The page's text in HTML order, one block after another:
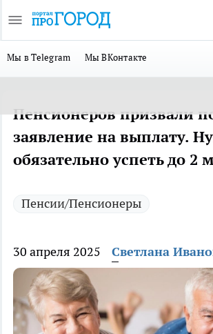
Мы в Telegram Мы ВКонтакте
Пенсионеров призвали
заявление на выплату.
обязательно успеть до 2
Пенсии/Пенсионеры
30 апреля 2025 Светлана